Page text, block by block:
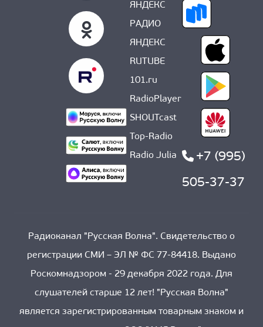
ЯНДЕКС
РАДИО
ЯНДЕКС
RUTUBE
101.ru
RadioPlayer
SHOUTcast
Top-Radio
Radio Julia
+7 (995)
505-37-37
Радиоканал "Русская Волна". Свидетельство о
регистрации СМИ – ЭЛ № ФС 77-84418. Выдано
Роскомнадзором - 29 декабря 2022 года. Для
слушателей старше 12 лет! "Русская Волна"
является зарегистрированным товарным знаком и